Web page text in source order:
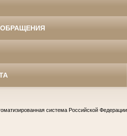
система Российской